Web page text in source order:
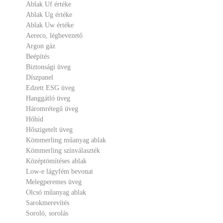
Ablak Uf értéke
Ablak Ug értéke
Ablak Uw értéke
Aereco, légbevezető
Argon gáz
Beépítés
Biztonsági üveg
Díszpanel
Edzett ESG üveg
Hanggátló üveg
Háromrétegű üveg
Hőhíd
Hőszigetelt üveg
Kömmerling műanyag ablak
Kömmerling színválaszték
Középtömítéses ablak
Low-e lágyfém bevonat
Melegperemes üveg
Olcsó műanyag ablak
Sarokmerevítés
Soroló, sorolás